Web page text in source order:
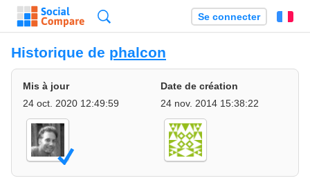
Se connecter
Historique de phalcon
Mis à jour
24 oct. 2020 12:49:59
Date de création
24 nov. 2014 15:38:22